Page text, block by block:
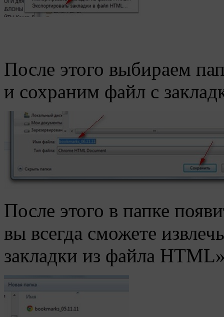
После этого выбираем
и сохраним файл с
После этого в папке
вы всегда сможете
закладки из файла